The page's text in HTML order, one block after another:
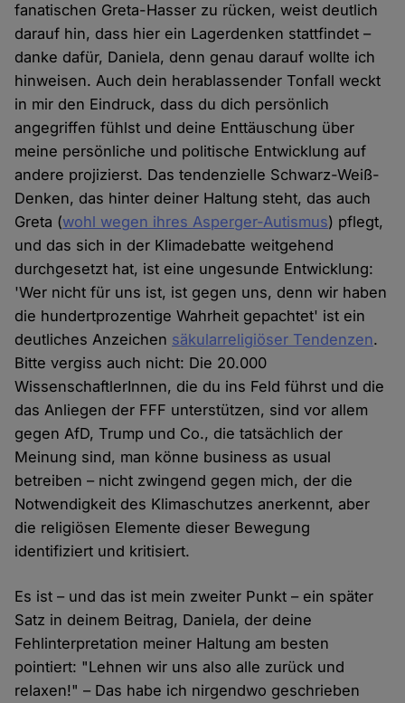
fanatischen Greta-Hasser zu rücken, weist deutlich
darauf hin, dass hier ein Lagerdenken stattfindet –
danke dafür, Daniela, denn genau darauf wollte ich
hinweisen. Auch dein herablassender Tonfall weckt
in mir den Eindruck, dass du dich persönlich
angegriffen fühlst und deine Enttäuschung über
meine persönliche und politische Entwicklung auf
andere projizierst. Das tendenzielle Schwarz-Weiß-
Denken, das hinter deiner Haltung steht, das auch
Greta (wohl wegen ihres Asperger-Autismus) pflegt,
und das sich in der Klimadebatte weitgehend
durchgesetzt hat, ist eine ungesunde Entwicklung:
'Wer nicht für uns ist, ist gegen uns, denn wir haben
die hundertprozentige Wahrheit gepachtet' ist ein
deutliches Anzeichen säkularreligiöser Tendenzen.
Bitte vergiss auch nicht: Die 20.000
WissenschaftlerInnen, die du ins Feld führst und die
das Anliegen der FFF unterstützen, sind vor allem
gegen AfD, Trump und Co., die tatsächlich der
Meinung sind, man könne business as usual
betreiben – nicht zwingend gegen mich, der die
Notwendigkeit des Klimaschutzes anerkennt, aber
die religiösen Elemente dieser Bewegung
identifiziert und kritisiert.
Es ist – und das ist mein zweiter Punkt – ein später
Satz in deinem Beitrag, Daniela, der deine
Fehlinterpretation meiner Haltung am besten
pointiert: "Lehnen wir uns also alle zurück und
relaxen!" – Das habe ich nirgendwo geschrieben